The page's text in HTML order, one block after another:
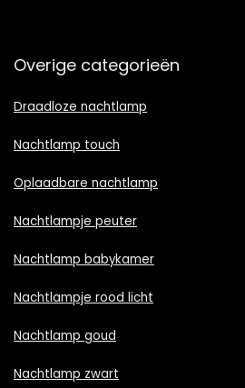
Overige categorieën
Draadloze nachtlamp
Nachtlamp touch
Oplaadbare nachtlamp
Nachtlampje peuter
Nachtlamp babykamer
Nachtlampje rood licht
Nachtlamp goud
Nachtlamp zwart